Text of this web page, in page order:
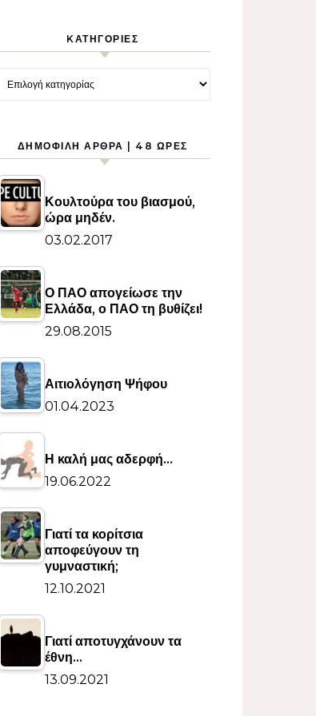
KΑΤΗΓΟΡΊΕΣ
Kατηγορίες
ΔΗΜΟΦΙΛΉ ΆΡΘΡΑ | 48 ΏΡΕΣ
Κουλτούρα του βιασμού,
ώρα μηδέν.
03.02.2017
Ο ΠΑΟ απογείωσε την
Ελλάδα, ο ΠΑΟ τη βυθίζει!
29.08.2015
Αιτιολόγηση Ψήφου
01.04.2023
Η καλή μας αδερφή…
19.06.2022
Γιατί τα κορίτσια
αποφεύγουν τη
γυμναστική;
12.10.2021
Γιατί αποτυγχάνουν τα
έθνη…
13.09.2021